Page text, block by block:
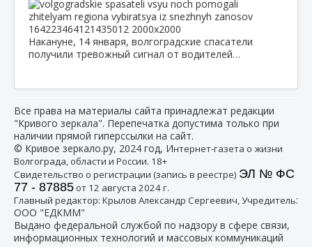
Накануне, 14 января, волгоградские спасатели
получили тревожный сигнал от водителей…
Все права на материалы сайта принадлежат редакции
"Кривого зеркала". Перепечатка допустима только при
наличии прямой гиперссылки на сайт.
© Кривое зеркало.ру, 2024 год, Интернет-газета о жизни
Волгограда, области и России. 18+
Свидетельство о регистрации (запись в реестре) ЭЛ № ФС
77 - 87885от 12 августа 2024 г.
Главный редактор: Крылов Александр Сергеевич, Учредитель:
ООО "ЕДКММ"
Выдано федеральной службой по надзору в сфере связи,
информационных технологий и массовых коммуникаций